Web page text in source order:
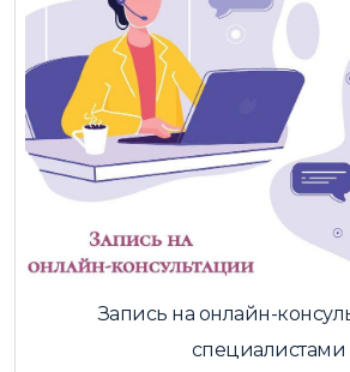
Запись на онлайн-
специалистами